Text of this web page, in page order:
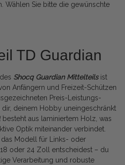
Wählen Sie bitte die gewünschte
TD Guardian
Shocq Guardian Mittelteils ist
Anfängern und Freizeit-Schützen
Preis-Leistungs-
deinem Hobby uneingeschränkt
besteht aus laminiertem Holz, was
Optik miteinander verbindet.
Modell für Links- oder
oder 24 Zoll entscheidest – du
Verarbeitung und robuste